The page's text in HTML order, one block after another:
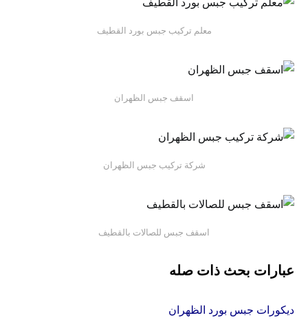
معلم تركيب جبس بورد القطيف
اسقف جبس الظهران
شركة تركيب جبس الظهران
اسقف جبس للصالات بالقطيف
عبارات بحث ذات صله
ديكورات جبس بورد الظهران